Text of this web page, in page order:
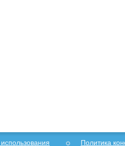
Политика